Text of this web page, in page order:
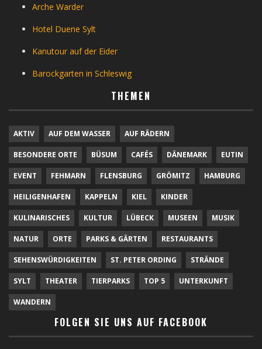
Arche Warder
Hotel Duene Sylt
Kanutour auf der Eider
Barockgarten in Schleswig
THEMEN
AKTIV AUF DEM WASSER AUF RÄDERN
BESONDERE ORTE BÜSUM CAFÉS DÄNEMARK EUTIN
EVENT FEHMARN FLENSBURG GRÖMITZ HAMBURG
HEILIGENHAFEN KAPPELN KIEL KINDER
KULINARISCHES KULTUR LÜBECK MUSEEN MUSIK
NATUR ORTE PARKS & GÄRTEN RESTAURANTS
SEHENSWÜRDIGKEITEN ST. PETER ORDING STRÄNDE
SYLT THEATER TIERPARKS TOP 5 UNTERKUNFT
WANDERN
FOLGEN SIE UNS AUF FACEBOOK